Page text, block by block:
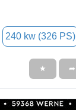
240 kw (326 PS)
★ ➦